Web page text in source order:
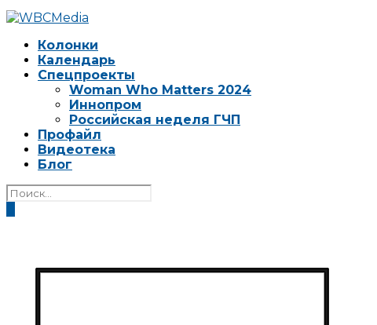
Колонки
Календарь
Спецпроекты
Woman Who Matters 2024
Иннопром
Российская неделя ГЧП
Профайл
Видеотека
Блог